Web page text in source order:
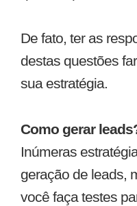
De fato, ter as
destas questões
sua estratégia.
Como gerar
Inúmeras
geração de leads,
você faça testes